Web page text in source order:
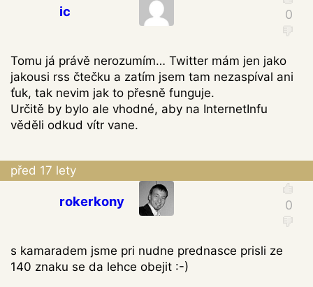
ic
Tomu já právě nerozumím… Twitter mám jen jako
jakousi rss čtečku a zatím jsem tam nezaspíval ani
ťuk, tak nevim jak to přesně funguje.
Určitě by bylo ale vhodné, aby na InternetInfu
věděli odkud vítr vane.
před 17 lety
rokerkony
s kamaradem jsme pri nudne prednasce prisli ze
140 znaku se da lehce obejit :-)